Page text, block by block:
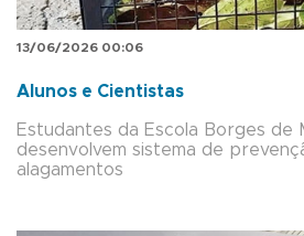
13/06/2026 00:06
Alunos e Cientistas
Estudantes da Escola Borges de
desenvolvem sistema de
alagamentos